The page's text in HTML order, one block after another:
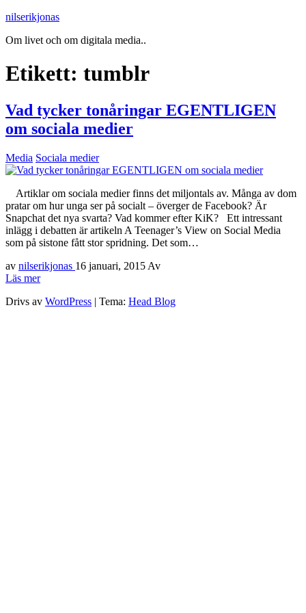
nilserikjonas
Om livet och om digitala media..
Etikett: tumblr
Vad tycker tonåringar EGENTLIGEN
om sociala medier
Media Sociala medier
Artiklar om sociala medier finns det miljontals av. Många av dom
pratar om hur unga ser på socialt – överger de Facebook? Är
Snapchat det nya svarta? Vad kommer efter KiK? Ett intressant
inlägg i debatten är artikeln A Teenager’s View on Social Media
som på sistone fått stor spridning. Det som…
av nilserikjonas 16 januari, 2015 Av
Läs mer
Drivs av WordPress | Tema: Head Blog